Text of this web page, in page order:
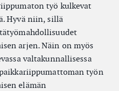
työ kulkevat
Hyvä niin, sillä
arjen. Näin on myös
valtakunnallisessa
työn
elämän